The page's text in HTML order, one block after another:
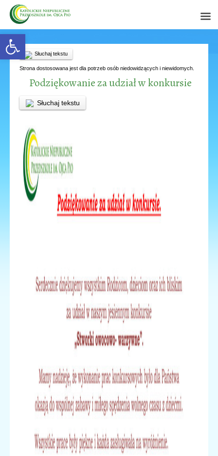
Open toolbar
Słuchaj tekstu
Strona dostosowana jest dla potrzeb osób niedowidzących i niewidomych.
Podziękowanie za udział w konkursie
Słuchaj tekstu